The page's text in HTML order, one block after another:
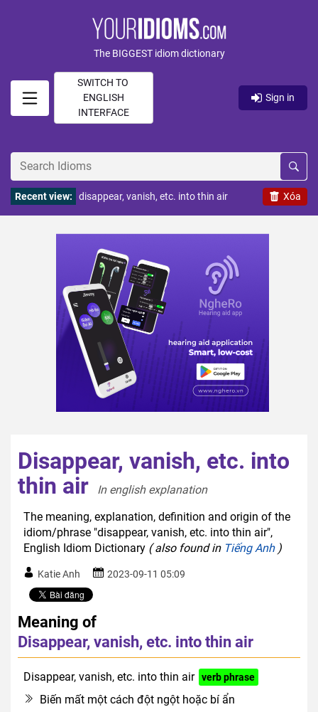
The BIGGEST idiom dictionary
SWITCH TO
ENGLISH
INTERFACE
Sign in
Xóa
Recent view: disappear, vanish, etc. into thin air
Disappear, vanish, etc. into
thin air
In english explanation
The meaning, explanation, definition and origin of the
idiom/phrase "disappear, vanish, etc. into thin air",
English Idiom Dictionary ( also found in Tiếng Anh)
Katie Anh 2023-09-11 05:09
Meaning of
Disappear, vanish, etc. into thin air
Disappear, vanish, etc. into thin air verb phrase
Biến mất một cách đột ngột hoặc bí ẩn